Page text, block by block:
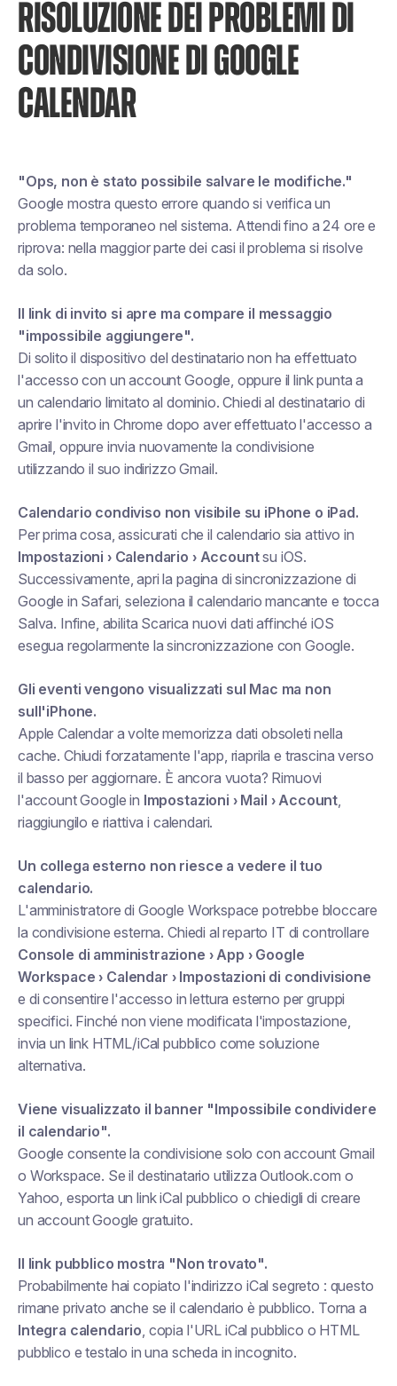
RISOLUZIONE DEI PROBLEMI DI
CONDIVISIONE DI GOOGLE
CALENDAR
"Ops, non è stato possibile salvare le modifiche."
Google mostra questo errore quando si verifica un
problema temporaneo nel sistema. Attendi fino a 24 ore e
riprova: nella maggior parte dei casi il problema si risolve
da solo.
Il link di invito si apre ma compare il messaggio
"impossibile aggiungere".
Di solito il dispositivo del destinatario non ha effettuato
l'accesso con un account Google, oppure il link punta a
un calendario limitato al dominio. Chiedi al destinatario di
aprire l'invito in Chrome dopo aver effettuato l'accesso a
Gmail, oppure invia nuovamente la condivisione
utilizzando il suo indirizzo Gmail.
Calendario condiviso non visibile su iPhone o iPad.
Per prima cosa, assicurati che il calendario sia attivo in
Impostazioni › Calendario › Accountsu iOS.
Successivamente, apri la pagina di sincronizzazione di
Google in Safari, seleziona il calendario mancante e tocca
Salva. Infine, abilita Scarica nuovi dati affinché iOS
esegua regolarmente la sincronizzazione con Google.
Gli eventi vengono visualizzati sul Mac ma non
sull'iPhone.
Apple Calendar a volte memorizza dati obsoleti nella
cache. Chiudi forzatamente l'app, riaprila e trascina verso
il basso per aggiornare. È ancora vuota? Rimuovi
l'account Google in Impostazioni › Mail › Account,
riaggiungilo e riattiva i calendari.
Un collega esterno non riesce a vedere il tuo
calendario.
L'amministratore di Google Workspace potrebbe bloccare
la condivisione esterna. Chiedi al reparto IT di controllare
Console di amministrazione › App › Google
Workspace › Calendar › Impostazioni di condivisione
e di consentire l'accesso in lettura esterno per gruppi
specifici. Finché non viene modificata l'impostazione,
invia un link HTML/iCal pubblico come soluzione
alternativa.
Viene visualizzato il banner "Impossibile condividere
il calendario".
Google consente la condivisione solo con account Gmail
o Workspace. Se il destinatario utilizza Outlook.com o
Yahoo, esporta un link iCal pubblico o chiedigli di creare
un account Google gratuito.
Il link pubblico mostra "Non trovato".
Probabilmente hai copiato l'indirizzo iCal segreto : questo
rimane privato anche se il calendario è pubblico. Torna a
Integra calendario, copia l'URL iCal pubblico o HTML
pubblico e testalo in una scheda in incognito.